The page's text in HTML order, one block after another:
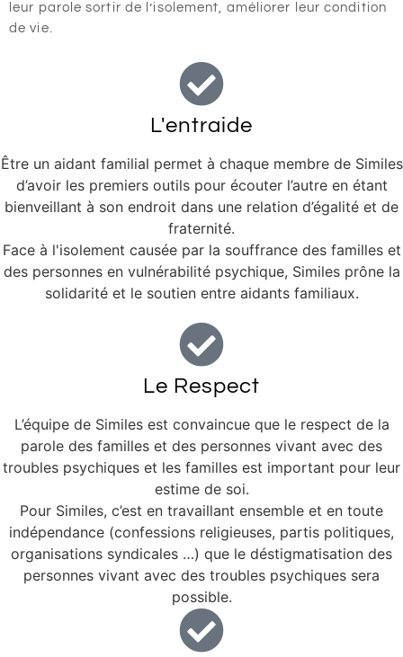
leur parole sortir de l’isolement, améliorer leur condition
de vie.
L'entraide
Être un aidant familial permet à chaque membre de Similes
d’avoir les premiers outils pour écouter l’autre en étant
bienveillant à son endroit dans une relation d’égalité et de
fraternité.
Face à l'isolement causée par la souffrance des familles et
des personnes en vulnérabilité psychique, Similes prône la
solidarité et le soutien entre aidants familiaux.
Le Respect
L’équipe de Similes est convaincue que le respect de la
parole des familles et des personnes vivant avec des
troubles psychiques et les familles est important pour leur
estime de soi.
Pour Similes, c’est en travaillant ensemble et en toute
indépendance (confessions religieuses, partis politiques,
organisations syndicales …) que le déstigmatisation des
personnes vivant avec des troubles psychiques sera
possible.